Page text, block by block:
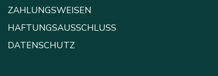
ZAHLUNGSWEISEN
HAFTUNGSAUSSCHLUSS
DATENSCHUTZ